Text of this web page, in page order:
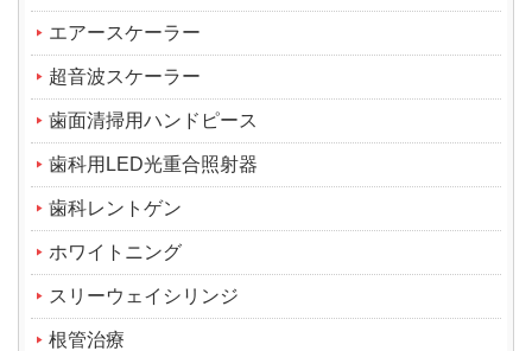
エアースケーラー
超音波スケーラー
歯面清掃用ハンドピース
歯科用LED光重合照射器
歯科レントゲン
ホワイトニング
スリーウェイシリンジ
根管治療